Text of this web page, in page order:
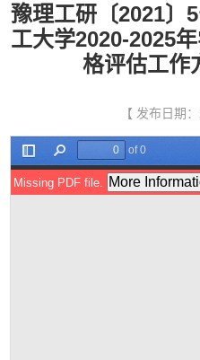
豫理工研〔2021〕
工大学2020-2025
格评估工作
【 发布日期